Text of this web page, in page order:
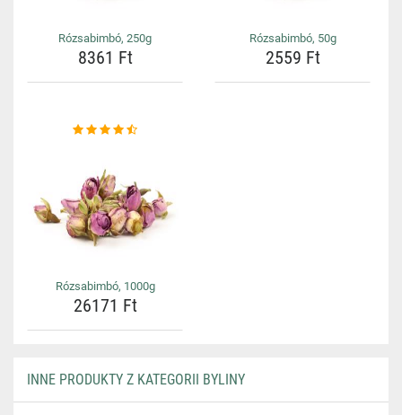
Rózsabimbó, 250g
8361 Ft
Rózsabimbó, 50g
2559 Ft
Rózsabimbó, 1000g
26171 Ft
INNE PRODUKTY Z KATEGORII BYLINY